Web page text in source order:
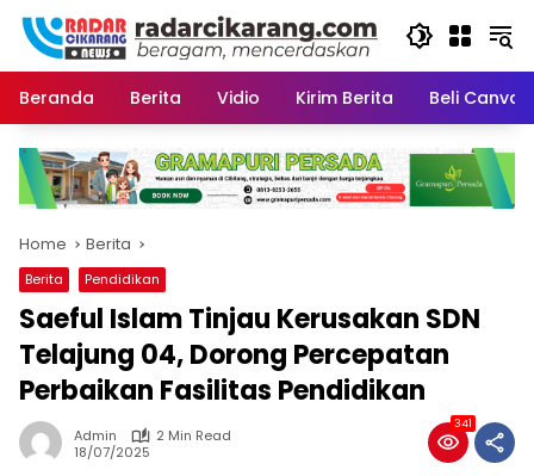
Skip
content
Beranda
Berita Vidio Kirim Berita Beli
Home Berita
Berita Pendidikan
Saeful Islam Tinjau Kerusakan SDN
Telajung 04, Dorong Percepatan
Perbaikan Fasilitas Pendidikan
Admin
2 Min Read
18/07/2025
341